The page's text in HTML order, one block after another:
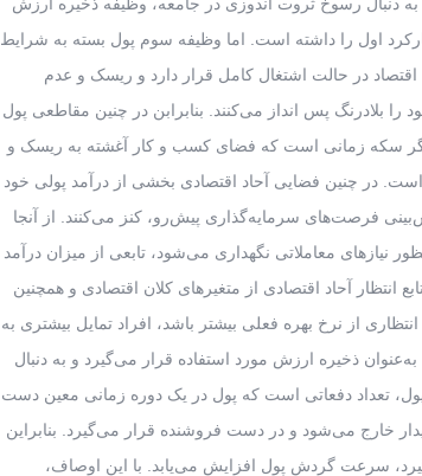
اول را داشته است. اما وظیفه سوم پول بسته به شرایط
در حالت اشتغال کامل قرار دارد و ریسک و عدم
را بلادرنگ پس انداز می‌کنند. بنابرابن در چنین مقاطعی پول
سکه زمانی است که فضای کسب و کار آغشته به ریسک و
در چنین فضایی آحاد اقتصادی بخشی از درآمد پولی خود
فرصت‌های سرمایه‌گذاری پیش‌رو، کنز می‌کنند. از آنجا
نیاز‌های معاملاتی نگهداری می‌شود، تابعی از میزان درآمد
آحاد اقتصادی از متغیر‌های کلان اقتصادی و همچنین
از نرخ بهره فعلی بیشتر باشد، افراد تمایل بیشتری به
ذخیره ارزش مورد استفاده قرار می‌گیرد و به دنبال
تعداد دفعاتی است که پول در یک دوره زمانی معین دست
خارج می‌شود و در دست فروشنده قرار می‌گیرد. بنابراین
سرعت گردش پول افزایش می‌یابد. با این اوصاف،